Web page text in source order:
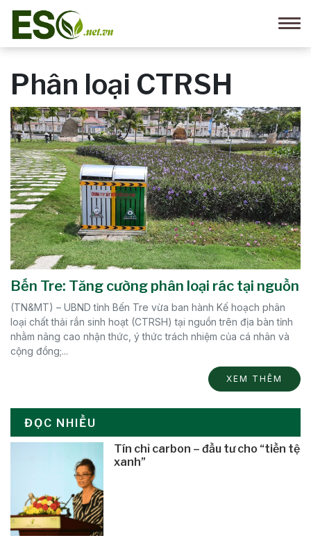
Phân loại CTRSH
Bến Tre: Tăng cường phân loại rác tại nguồn
(TN&MT) – UBND tỉnh Bến Tre vừa ban hành Kế hoạch phân
loại chất thải rắn sinh hoạt (CTRSH) tại nguồn trên địa bàn tỉnh
nhằm nâng cao nhận thức, ý thức trách nhiệm của cá nhân và
cộng đồng;...
XEM THÊM
ĐỌC NHIỀU
Tín chỉ carbon – đầu tư cho “tiền tệ
xanh”